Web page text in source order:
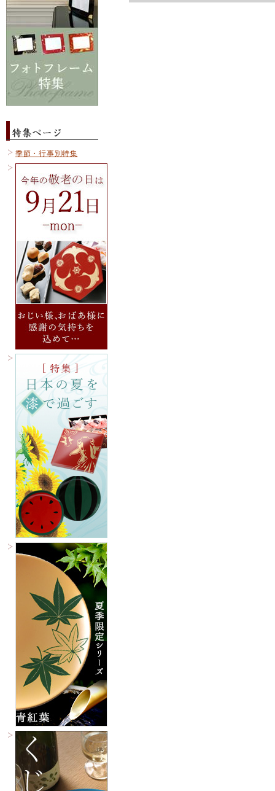
季節・行事別特集